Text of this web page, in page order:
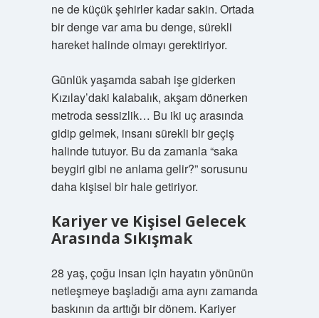
ne de küçük şehirler kadar sakin. Ortada
bir denge var ama bu denge, sürekli
hareket halinde olmayı gerektiriyor.
Günlük yaşamda sabah işe giderken
Kızılay’daki kalabalık, akşam dönerken
metroda sessizlik… Bu iki uç arasında
gidip gelmek, insanı sürekli bir geçiş
halinde tutuyor. Bu da zamanla “saka
beygiri gibi ne anlama gelir?” sorusunu
daha kişisel bir hale getiriyor.
Kariyer ve Kişisel Gelecek
Arasında Sıkışmak
28 yaş, çoğu insan için hayatın yönünün
netleşmeye başladığı ama aynı zamanda
baskının da arttığı bir dönem. Kariyer